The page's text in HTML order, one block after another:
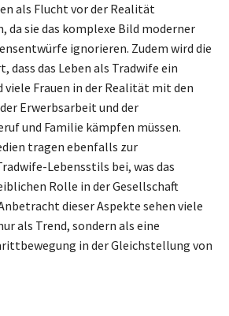
als Flucht vor der Realität
sie das komplexe Bild moderner
ignorieren. Zudem wird die
das Leben als Tradwife ein
viele Frauen in der Realität mit den
Erwerbsarbeit und der
und Familie kämpfen müssen.
tragen ebenfalls zur
Lebensstils bei, was das
Rolle in der Gesellschaft
dieser Aspekte sehen viele
als Trend, sondern als eine
in der Gleichstellung von